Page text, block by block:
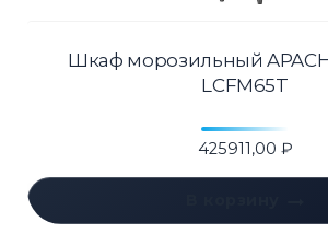
Шкаф морозильный
LCFM65T
425911,00 ₽